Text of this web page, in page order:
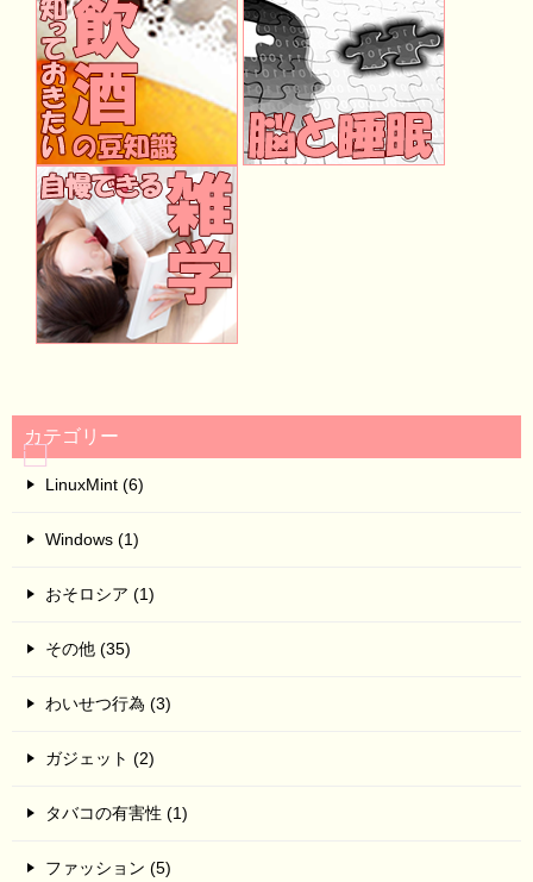
カテゴリー
LinuxMint (6)
Windows (1)
おそロシア (1)
その他 (35)
わいせつ行為 (3)
ガジェット (2)
タバコの有害性 (1)
ファッション (5)